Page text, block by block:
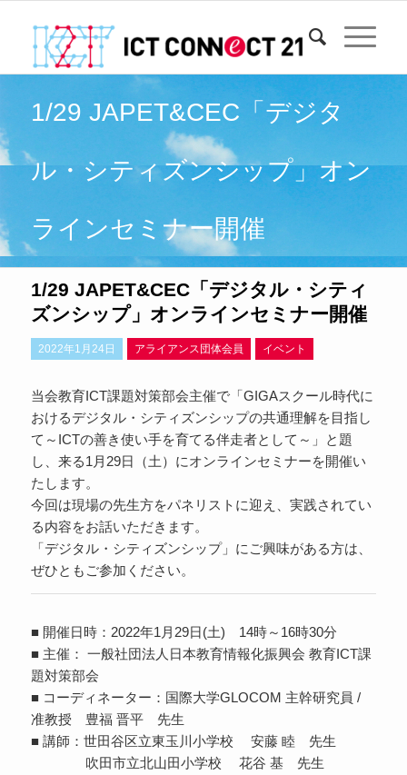
1/29 JAPET&CEC「デジタ
ル・シティズンシップ」オン
ラインセミナー開催
1/29 JAPET&CEC「デジタル・シティ
ズンシップ」オンラインセミナー開催
2022年1月24日 アライアンス団体会員 イベント
当会教育ICT課題対策部会主催で「GIGAスクール時代に
おけるデジタル・シティズンシップの共通理解を目指し
て～ICTの善き使い手を育てる伴走者として～」と題
し、来る1月29日（土）にオンラインセミナーを開催い
たします。
今回は現場の先生方をパネリストに迎え、実践されてい
る内容をお話いただきます。
「デジタル・シティズンシップ」にご興味がある方は、
ぜひともご参加ください。
■ 開催日時：2022年1月29日(土) 14時～16時30分
■ 主催： 一般社団法人日本教育情報化振興会 教育ICT課
題対策部会
■ コーディネーター：国際大学GLOCOM 主幹研究員 /
准教授 豊福 晋平 先生
■ 講師：世田谷区立東玉川小学校 安藤 睦 先生
吹田市立北山田小学校 花谷 基 先生